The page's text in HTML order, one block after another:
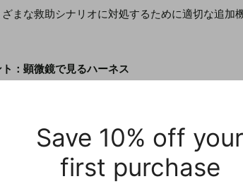
まな救助シナリオに対処するために適切な追加
：顕微鏡で見るハーネス
すべてのハーネスに重量定格と検査ログが明確に
機能:
救助活動用の安全ハーネスには、さまざま
がありますか?
Save 10% off your
first purchase